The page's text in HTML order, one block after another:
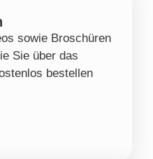
sowie Broschüren
Sie über das
bestellen